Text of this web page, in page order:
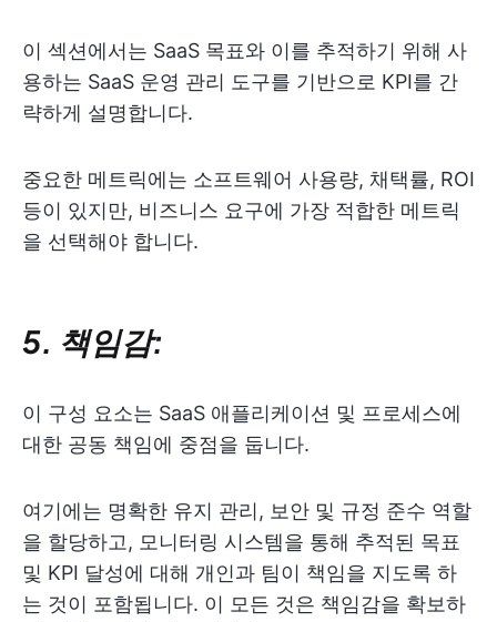
이 섹션에서는 SaaS 목표와 이를 추적하기 위해 사
용하는 SaaS 운영 관리 도구를 기반으로 KPI를 간
략하게 설명합니다.
중요한 메트릭에는 소프트웨어 사용량, 채택률, ROI
등이 있지만, 비즈니스 요구에 가장 적합한 메트릭
을 선택해야 합니다.
5. 책임감:
이 구성 요소는 SaaS 애플리케이션 및 프로세스에
대한 공동 책임에 중점을 둡니다.
여기에는 명확한 유지 관리, 보안 및 규정 준수 역할
을 할당하고, 모니터링 시스템을 통해 추적된 목표
및 KPI 달성에 대해 개인과 팀이 책임을 지도록 하
는 것이 포함됩니다. 이 모든 것은 책임감을 확보하